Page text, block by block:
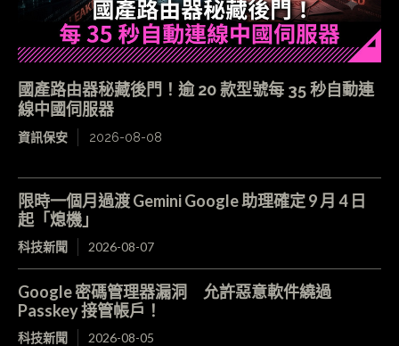
國產路由器秘藏後門！逾 20 款型號每 35 秒自動連
線中國伺服器
資訊保安 2026-08-08
限時一個月過渡 Gemini Google 助理確定 9 月 4 日
起「熄機」
科技新聞 2026-08-07
Google 密碼管理器漏洞 允許惡意軟件繞過
Passkey 接管帳戶！
科技新聞 2026-08-05